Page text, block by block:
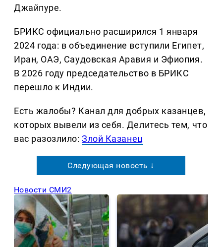
Джайпуре.
БРИКС официально расширился 1 января
2024 года: в объединение вступили Египет,
Иран, ОАЭ, Саудовская Аравия и Эфиопия.
В 2026 году председательство в БРИКС
перешло к Индии.
Есть жалобы? Канал для добрых казанцев,
которых вывели из себя. Делитеcь тем, что
вас разозлило:Злой Казанец
Следующая новость ↓
Новости СМИ2